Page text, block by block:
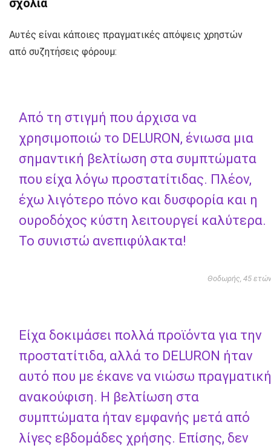
Αυτές είναι κάποιες πραγματικές απόψεις χρηστών
από συζητήσεις φόρουμ:
Από τη στιγμή που άρχισα να
χρησιμοποιώ το DELURON, ένιωσα μια
σημαντική βελτίωση στα συμπτώματα
που είχα λόγω προστατίτιδας. Πλέον,
έχω λιγότερο πόνο και δυσφορία και η
ουροδόχος κύστη λειτουργεί καλύτερα.
Το συνιστώ ανεπιφύλακτα!
Θοδωρής, 45 ετών
Είχα δοκιμάσει πολλά προϊόντα για την
προστατίτιδα, αλλά το DELURON ήταν
αυτό που με έκανε να νιώσω πραγματική
ανακούφιση. Η βελτίωση στα
συμπτώματα ήταν εμφανής μετά από
λίγες εβδομάδες χρήσης. Επίσης, δεν